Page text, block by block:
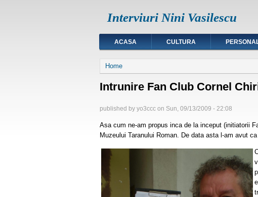
Interviuri Nini Vasilescu
ACASA CULTURA
You are here
Home
Intrunire Fan Club Cornel
published by yo3ccc on Sun, 09/13/2009 - 22:08
Asa cum ne-am propus inca de la inceput (initiatorii
Muzeului Taranului Roman. De data asta l-am avut